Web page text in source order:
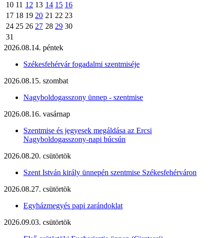
10 11 12 13 14 15 16
17 18 19 20 21 22 23
24 25 26 27 28 29 30
31
2026.08.14. péntek
Székesfehérvár fogadalmi szentmiséje
2026.08.15. szombat
Nagyboldogasszony ünnep - szentmise
2026.08.16. vasárnap
Szentmise és jegyesek megáldása az Ercsi
Nagyboldogasszony-napi búcsún
2026.08.20. csütörtök
Szent István király ünnepén szentmise Székesfehérváron
2026.08.27. csütörtök
Egyházmegyés papi zarándoklat
2026.09.03. csütörtök